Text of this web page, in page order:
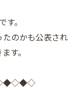
。
のかも公表され
す。